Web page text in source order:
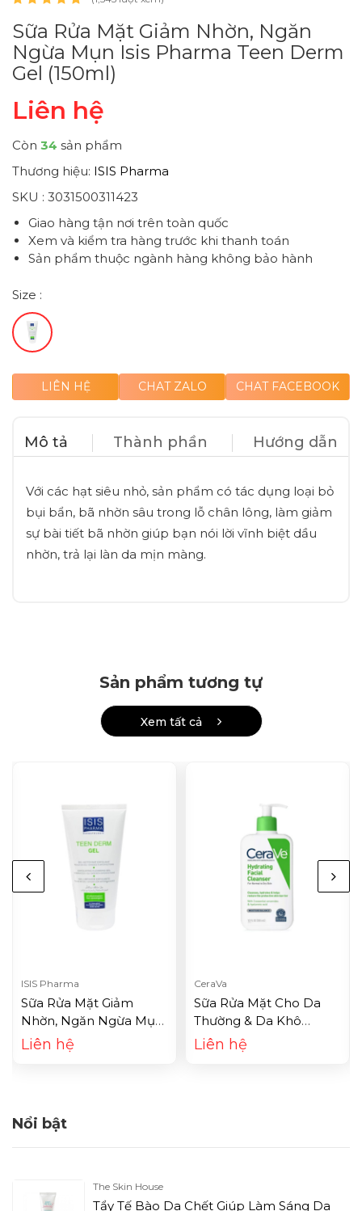
Sữa Rửa Mặt Giảm Nhờn, Ngăn
Ngừa Mụn Isis Pharma Teen Derm
Gel (150ml)
Liên hệ
Còn 34 sản phẩm
Thương hiệu: ISIS Pharma
SKU : 3031500311423
Giao hàng tận nơi trên toàn quốc
Xem và kiểm tra hàng trước khi thanh toán
Sản phẩm thuộc ngành hàng không bảo hành
Size :
LIÊN HỆ CHAT ZALO CHAT FACEBOOK
Mô tả Thành phần Hướng dẫn
Với các hạt siêu nhỏ, sản phẩm có tác dụng loại bỏ
bụi bẩn, bã nhờn sâu trong lỗ chân lông, làm giảm
sự bài tiết bã nhờn giúp bạn nói lời vĩnh biệt dầu
nhờn, trả lại làn da mịn màng.
Sản phẩm tương tự
Xem tất cả
ISIS Pharma
Sữa Rửa Mặt Giảm
Nhờn, Ngăn Ngừa Mụn
Isis Pharma Teen Derm
Gel (150ml)
Liên hệ
CeraVa
Sữa Rửa Mặt Cho Da
Thường & Da Khô
CeraVe Hydrating Facial
Cleanser For Normal To
Liên hệ
Nổi bật
The Skin House
Tẩy Tế Bào Da Chết Giúp Làm Sáng Da